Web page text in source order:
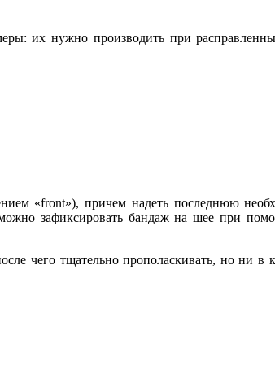
их нужно производить при
«front»), причем надеть последнюю
зафиксировать бандаж на шее при
чего тщательно прополаскивать, но ни